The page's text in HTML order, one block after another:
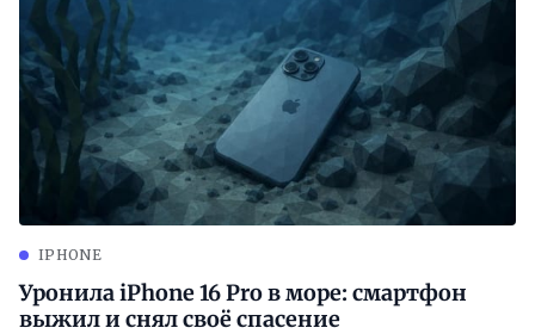
IPHONE
Уронила iPhone 16 Pro в море: смартфон
выжил и снял своё спасение